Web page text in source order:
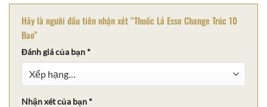
Hãy là người đầu tiên nhận xét “Thuốc Lá Esse Change Trúc 10
Bao”
Đánh giá của bạn*
Nhận xét của bạn*